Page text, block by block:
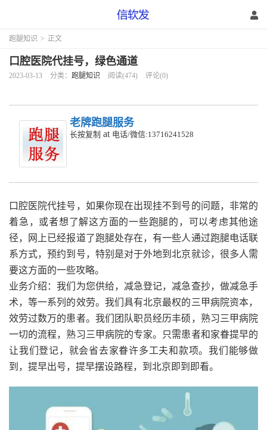
跑腿知识 > 正文
口腔医院代挂号，绿色通道
2023-03-13 分类： 跑腿知识 阅读(474) 评论(0)
老牌跑腿服务
长按复制 at 电话/微信:13716241528
口腔医院代挂号，如果你现在出现挂不到号的问题，非常的
着急，或者想了解这方面的一些跑腿的，可以考虑其他途
径，网上已经报道了跑腿处存在，有一些人通过跑腿电话联
系方式，预约到号，特别是对于外地到北京就诊，很多人需
要这方面的一些攻略。
业务介绍：我们为您供给，减急登记，减急查抄，做减急手
术，等一系列的效劳。我们具有北京最权的三甲病院资本，
效劳过数万的患者。我们团队职员经历丰硕，熟习三甲病院
一切的流程，熟习三甲病院的专家。只需患者和家眷提早的
让我们登记，就会省去家眷许多工夫和款项。我们能够做
到，提早出号，提早摆设路程，到北京即到即看。